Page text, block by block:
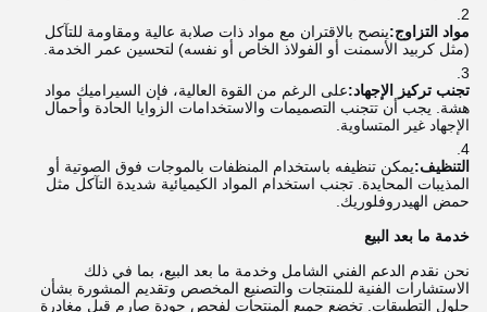
مواد التزاوج:ينصح بالاقتران مع مواد ذات صلابة عالية ومقاومة للتآكل
(مثل كربيد الأسمنت أو الفولاذ الخاص أو نفسه) لتحسين عمر الخدمة.
تجنب تركيز الإجهاد:على الرغم من القوة العالية، فإن السيراميك مواد
هشة. يجب أن تتجنب التصميمات والاستخدامات الزوايا الحادة وأحمال
الإجهاد غير المتساوية.
التنظيف:يمكن تنظيفه باستخدام المنظفات بالموجات فوق الصوتية أو
المذيبات المحايدة. تجنب استخدام المواد الكيميائية شديدة التآكل مثل
حمض الهيدروفلوريك.
خدمة ما بعد البيع
نحن نقدم الدعم الفني الشامل وخدمة ما بعد البيع، بما في ذلك
الاستشارات الفنية للمنتجات والتصنيع المخصص وتقديم المشورة بشأن
حلول التطبيقات. تخضع جميع المنتجات لفحص جودة صارم قبل مغادرة